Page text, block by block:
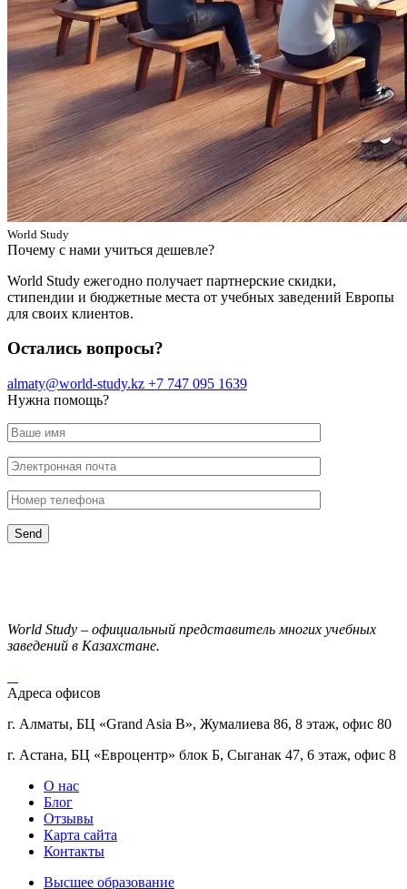
World Study
Почему с нами учиться дешевле?
World Study ежегодно получает партнерские скидки,
стипендии и бюджетные места от учебных заведений Европы
для своих клиентов.
Остались вопросы?
almaty@world-study.kz +7 747 095 1639
Нужна помощь?
World Study – официальный представитель многих учебных
заведений в Казахстане.
Адреса офисов
г. Алматы, БЦ «Grand Asia B», Жумалиева 86, 8 этаж, офис 80
г. Астана, БЦ «Евроцентр» блок Б, Сыганак 47, 6 этаж, офис 8
О нас
Блог
Отзывы
Карта сайта
Контакты
Высшее образование